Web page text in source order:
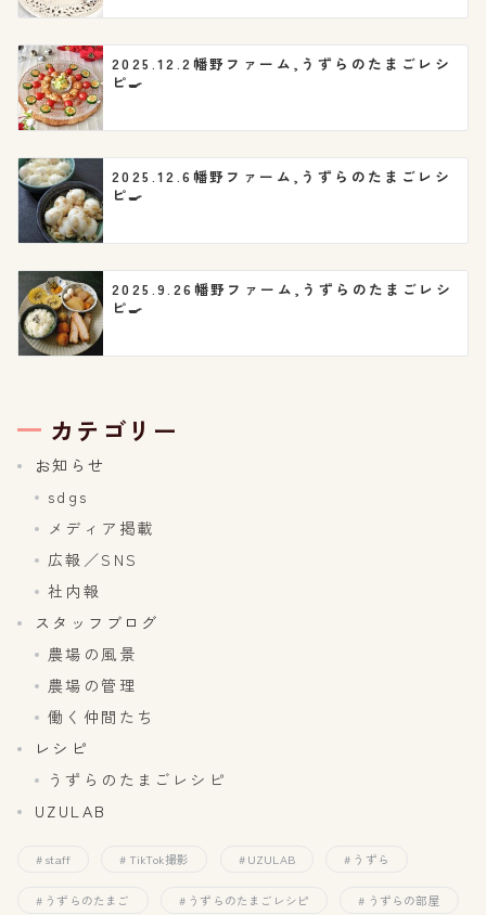
2025.12.2幡野ファーム,うずらのたまごレシ
ピ🍳
2025.12.6幡野ファーム,うずらのたまごレシ
ピ🍳
2025.9.26幡野ファーム,うずらのたまごレシ
ピ🍳
カテゴリー
お知らせ
sdgs
メディア掲載
広報／SNS
社内報
スタッフブログ
農場の風景
農場の管理
働く仲間たち
レシピ
うずらのたまごレシピ
UZULAB
staff TikTok撮影 UZULAB うずら
うずらのたまご うずらのたまごレシピ うずらの部屋